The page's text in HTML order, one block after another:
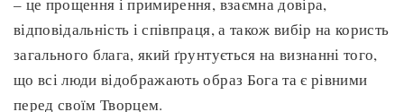
відповідальність і співпраця, а також вибір на користь
загального блага, який ґрунтується на визнанні того,
що всі люди відображають образ Бога та є рівними
перед своїм Творцем.